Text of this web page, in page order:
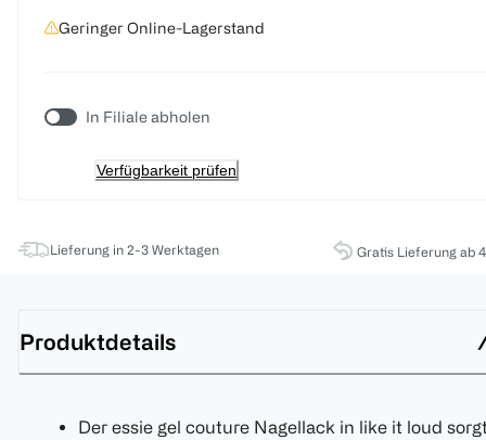
Geringer Online-Lagerstand
In Filiale abholen
Verfügbarkeit prüfen
Lieferung in 2-3 Werktagen Gratis Lieferung ab
Produktdetails
Der essie gel couture Nagellack in like it loud